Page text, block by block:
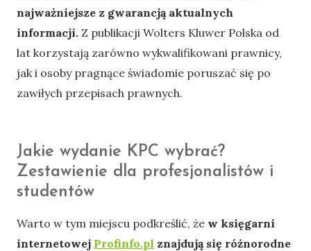
najważniejsze z gwarancją aktualnych
informacji. Z publikacji Wolters Kluwer Polska od
lat korzystają zarówno wykwalifikowani prawnicy,
jak i osoby pragnące świadomie poruszać się po
zawiłych przepisach prawnych.
Jakie wydanie KPC wybrać?
Zestawienie dla profesjonalistów i
studentów
Warto w tym miejscu podkreślić, że w księgarni
internetowej Profinfo.pl znajdują się różnorodne